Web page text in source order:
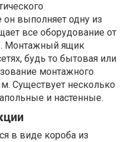
он выполняет одну из
все оборудование от
Монтажный ящик
будь то бытовая или
монтажного
Существует несколько
и настенные.
в виде короба из